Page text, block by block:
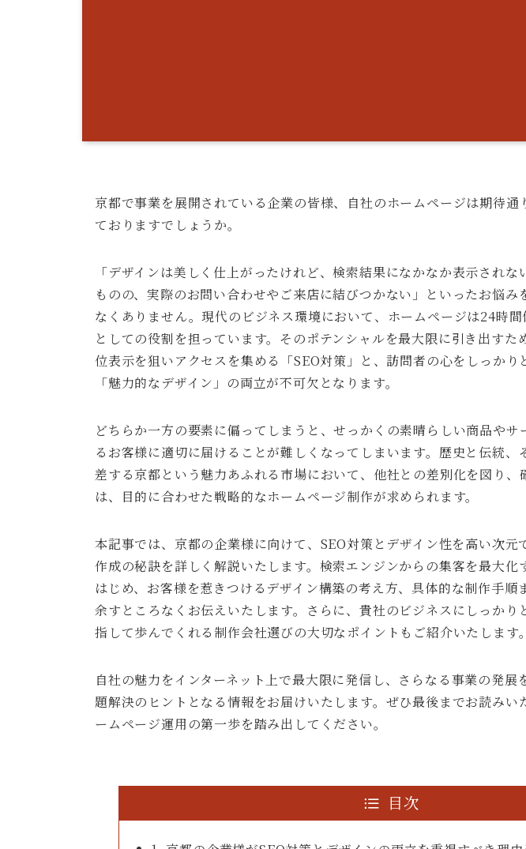
京都で事業を展開されている企業の皆様、自社のホームページは期待通
ておりますでしょうか。
「デザインは美しく仕上がったけれど、検索結果になかなか表示されな
ものの、実際のお問い合わせやご来店に結びつかない」といったお悩み
なくありません。現代のビジネス環境において、ホームページは24時
としての役割を担っています。そのポテンシャルを最大限に引き出すた
位表示を狙いアクセスを集める「SEO対策」と、訪問者の心をしっかり
「魅力的なデザイン」の両立が不可欠となります。
どちらか一方の要素に偏ってしまうと、せっかくの素晴らしい商品やサ
るお客様に適切に届けることが難しくなってしまいます。歴史と伝統、
差する京都という魅力あふれる市場において、他社との差別化を図り、
は、目的に合わせた戦略的なホームページ制作が求められます。
本記事では、京都の企業様に向けて、SEO対策とデザイン性を高い次元
作成の秘訣を詳しく解説いたします。検索エンジンからの集客を最大化
はじめ、お客様を惹きつけるデザイン構築の考え方、具体的な制作手順
余すところなくお伝えいたします。さらに、貴社のビジネスにしっかり
指して歩んでくれる制作会社選びの大切なポイントもご紹介いたします。
自社の魅力をインターネット上で最大限に発信し、さらなる事業の発展
題解決のヒントとなる情報をお届けいたします。ぜひ最後までお読みい
ームページ運用の第一歩を踏み出してください。
目次